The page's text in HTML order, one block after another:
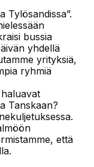
Tylösandissa”.
bussia
yhdellä
yrityksiä,
ryhmiä
Tanskaan?
että